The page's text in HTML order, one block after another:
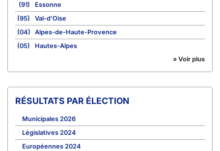
(91)
Essonne
(95)
Val-d'Oise
(04)
Alpes-de-Haute-Provence
(05)
Hautes-Alpes
» Voir plus
RÉSULTATS PAR ÉLECTION
Municipales 2026
Législatives 2024
Européennes 2024